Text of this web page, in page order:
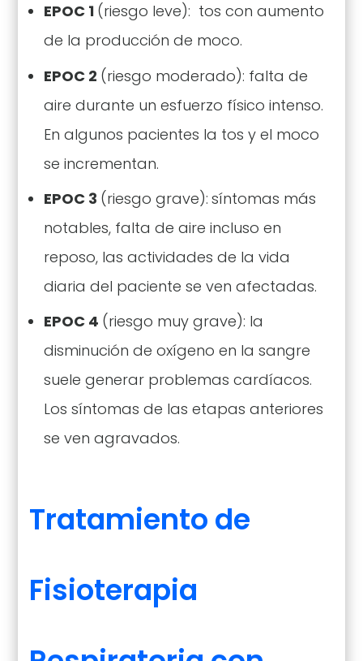
EPOC 1 (riesgo leve): tos con aumento
de la producción de moco.
EPOC 2 (riesgo moderado): falta de
aire durante un esfuerzo físico intenso.
En algunos pacientes la tos y el moco
se incrementan.
EPOC 3 (riesgo grave): síntomas más
notables, falta de aire incluso en
reposo, las actividades de la vida
diaria del paciente se ven afectadas.
EPOC 4 (riesgo muy grave): la
disminución de oxígeno en la sangre
suele generar problemas cardíacos.
Los síntomas de las etapas anteriores
se ven agravados.
Tratamiento de
Fisioterapia